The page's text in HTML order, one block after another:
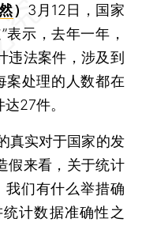
） 3月12日，国家
表示，去年一年，
违法案件，涉及到
案处理的人数都在
27件。
实对于国家的发
假来看，关于统计
们有什么举措确
计数据准确性之